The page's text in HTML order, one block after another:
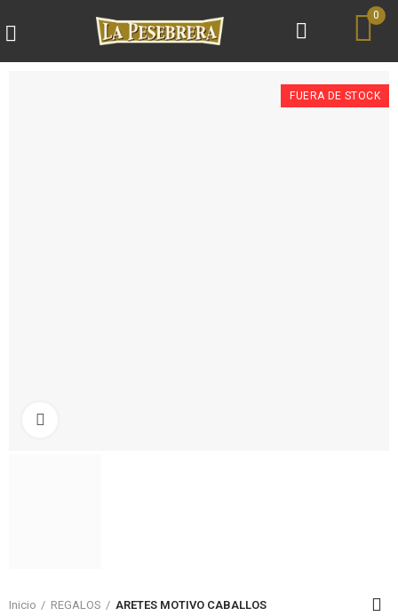
0
FUERA DE STOCK
Inicio REGALOS ARETES MOTIVO CABALLOS